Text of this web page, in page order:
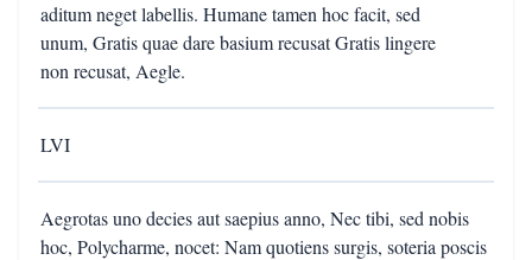
aditum neget labellis. Humane tamen hoc facit, sed
unum, Gratis quae dare basium recusat Gratis lingere
non recusat, Aegle.
LVI
Aegrotas uno decies aut saepius anno, Nec tibi, sed nobis
hoc, Polycharme, nocet: Nam quotiens surgis, soteria poscis